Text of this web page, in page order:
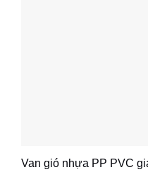
Van gió nhựa PP PVC